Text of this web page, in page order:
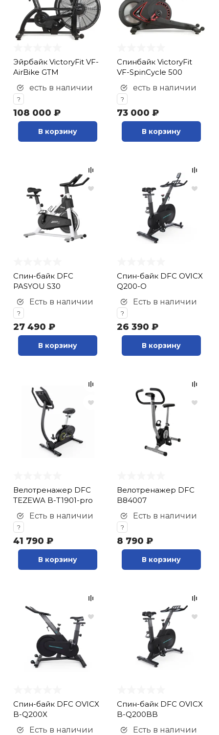
Эйрбайк VictoryFit VF-
AirBike GTM
есть в наличии
?
108 000 ₽
В корзину
Спинбайк VictoryFit
VF-SpinCycle 500
есть в наличии
?
73 000 ₽
В корзину
Спин-байк DFC
PASYOU S30
Есть в наличии
?
27 490 ₽
В корзину
Спин-байк DFC OVICX
Q200-O
Есть в наличии
?
26 390 ₽
В корзину
Велотренажер DFC
TEZEWA B-T1901-pro
Есть в наличии
?
41 790 ₽
В корзину
Велотренажер DFC
B84007
Есть в наличии
?
8 790 ₽
В корзину
Спин-байк DFC OVICX
B-Q200X
Есть в наличии
Спин-байк DFC OVICX
B-Q200BB
Есть в наличии